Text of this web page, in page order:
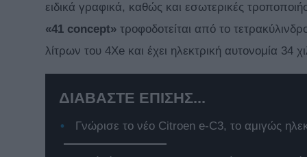
ειδικά γραφικά, καθώς και εσωτερικές
«41 concept» τροφοδοτείται από το
λίτρων του 4Xe και έχει ηλεκτρική αυτονομία 34
ΔΙΑΒΑΣΤΕ ΕΠΙΣΗΣ...
Γνώρισε το νέο Citroen e-C3, το αμιγώς